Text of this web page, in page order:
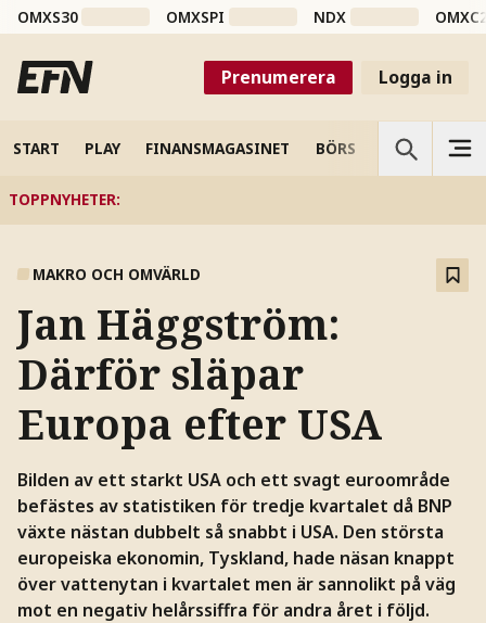
OMXS30 OMXSPI NDX
Prenumerera Logga in
START PLAY FINANSMAGASINET BÖRS VETENSKAP
TOPPNYHETER:
MAKRO OCH OMVÄRLD
Jan Häggström:
Därför släpar
Europa efter USA
Bilden av ett starkt USA och ett svagt euroområde
befästes av statistiken för tredje kvartalet då BNP
växte nästan dubbelt så snabbt i USA. Den största
europeiska ekonomin, Tyskland, hade näsan knappt
över vattenytan i kvartalet men är sannolikt på väg
mot en negativ helårssiffra för andra året i följd.